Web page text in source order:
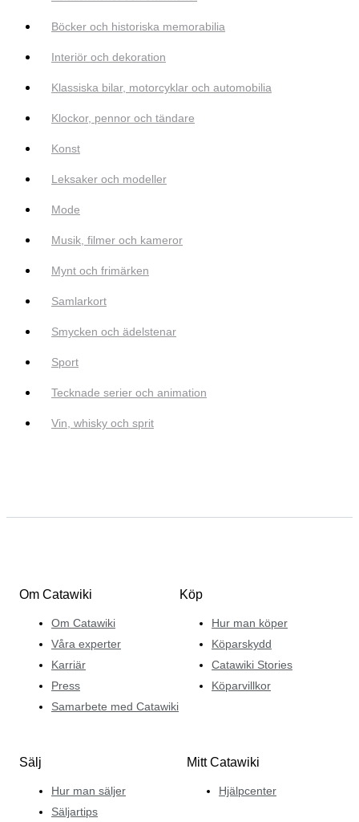
Böcker och historiska memorabilia
Interiör och dekoration
Klassiska bilar, motorcyklar och automobilia
Klockor, pennor och tändare
Konst
Leksaker och modeller
Mode
Musik, filmer och kameror
Mynt och frimärken
Samlarkort
Smycken och ädelstenar
Sport
Tecknade serier och animation
Vin, whisky och sprit
Om Catawiki
Om Catawiki
Våra experter
Karriär
Press
Samarbete med Catawiki
Köp
Hur man köper
Köparskydd
Catawiki Stories
Köparvillkor
Sälj
Hur man säljer
Säljartips
Mitt Catawiki
Hjälpcenter